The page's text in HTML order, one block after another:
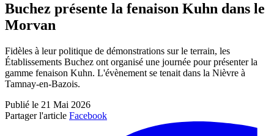
Buchez présente la fenaison Kuhn dans le
Morvan
Fidèles à leur politique de démonstrations sur le terrain, les
Établissements Buchez ont organisé une journée pour présenter la
gamme fenaison Kuhn. L'évènement se tenait dans la Nièvre à
Tamnay-en-Bazois.
Publié le 21 Mai 2026
Partager l'article Facebook